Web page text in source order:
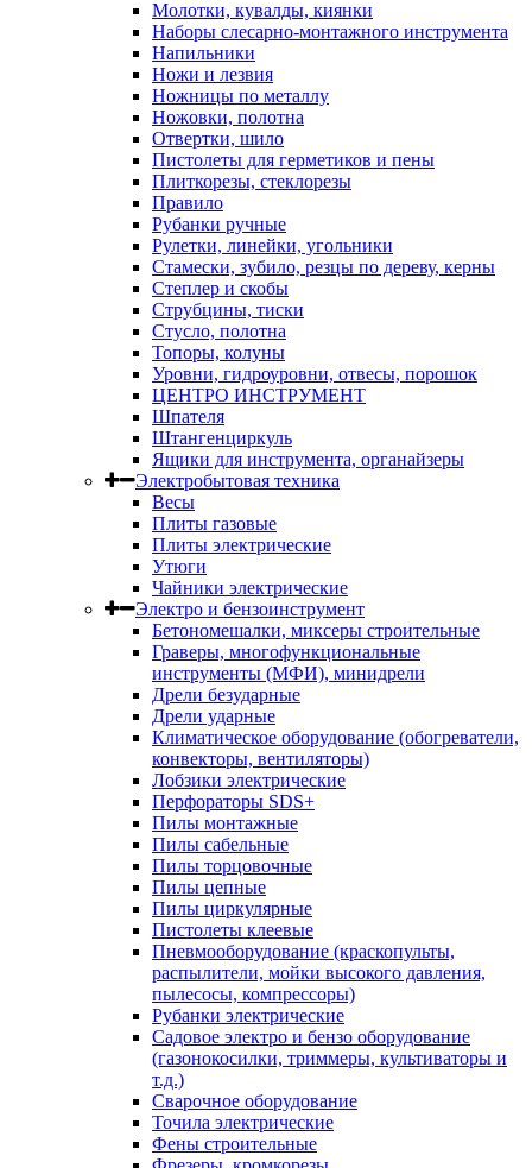
Молотки, кувалды, киянки
Наборы слесарно-монтажного инструмента
Напильники
Ножи и лезвия
Ножницы по металлу
Ножовки, полотна
Отвертки, шило
Пистолеты для герметиков и пены
Плиткорезы, стеклорезы
Правило
Рубанки ручные
Рулетки, линейки, угольники
Стамески, зубило, резцы по дереву, керны
Степлер и скобы
Струбцины, тиски
Стусло, полотна
Топоры, колуны
Уровни, гидроуровни, отвесы, порошок
ЦЕНТРО ИНСТРУМЕНТ
Шпателя
Штангенциркуль
Ящики для инструмента, органайзеры
Электробытовая техника
Весы
Плиты газовые
Плиты электрические
Утюги
Чайники электрические
Электро и бензоинструмент
Бетономешалки, миксеры строительные
Граверы, многофункциональные
инструменты (МФИ), минидрели
Дрели безударные
Дрели ударные
Климатическое оборудование (обогреватели,
конвекторы, вентиляторы)
Лобзики электрические
Перфораторы SDS+
Пилы монтажные
Пилы сабельные
Пилы торцовочные
Пилы цепные
Пилы циркулярные
Пистолеты клеевые
Пневмооборудование (краскопульты,
распылители, мойки высокого давления,
пылесосы, компрессоры)
Рубанки электрические
Садовое электро и бензо оборудование
(газонокосилки, триммеры, культиваторы и
т.д.)
Сварочное оборудование
Точила электрические
Фены строительные